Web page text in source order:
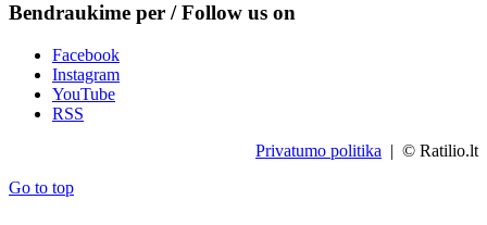
Bendraukime per / Follow us on
Facebook
Instagram
YouTube
RSS
Privatumo politika | © Ratilio.lt
Go to top